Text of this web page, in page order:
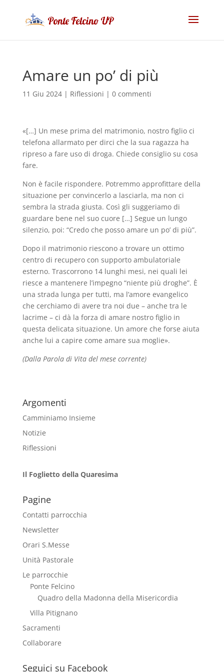
Amare un po’ di più
11 Giu 2024| Riflessioni | 0 commenti
«[…] Un mese prima del matrimonio, nostro figlio ci
telefona allarmato per dirci che la sua ragazza ha
ripreso a fare uso di droga. Chiede consiglio su cosa
fare.
Non è facile rispondere. Potremmo approfittare della
situazione per convincerlo a lasciarla, ma non ci
sembra la strada giusta. Così gli suggeriamo di
guardare bene nel suo cuore […] Segue un lungo
silenzio, poi: “Credo che posso amare un po’ di più”.
Dopo il matrimonio riescono a trovare un ottimo
centro di recupero con supporto ambulatoriale
esterno. Trascorrono 14 lunghi mesi, nei quali lei
riesce a mantenere l’impegno “niente più droghe”. È
una strada lunga per tutti, ma l’amore evangelico
che cerchiamo di avere tra noi due – anche tra le
lacrime – ci dà la forza di amare nostro figlio in
questa delicata situazione. Un amore che forse aiuta
anche lui a capire come amare sua moglie».
(Dalla Parola di Vita del mese corrente)
Argomenti
Camminiamo Insieme
Notizie
Riflessioni
Il Foglietto della Quaresima
Pagine
Contatti parrocchia
Newsletter
Orari S.Messe
Unità Pastorale
Le parrocchie
Ponte Felcino
Quadro della Madonna della Misericordia
Villa Pitignano
Sacramenti
Collaborare
Seguici su Facebook